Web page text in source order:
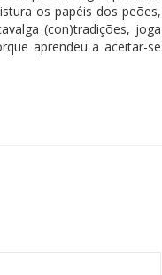
os papéis dos peões,
(con)tradições, joga
aprendeu a aceitar-se